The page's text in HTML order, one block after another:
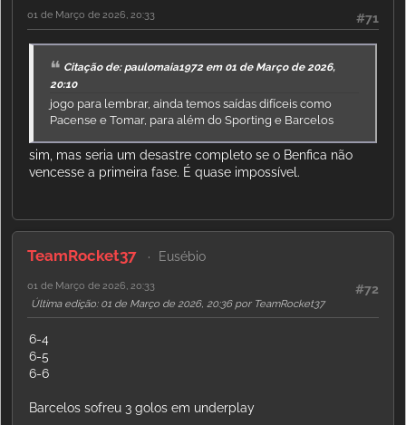
#71
01 de Março de 2026, 20:33
Citação de: paulomaia1972 em 01 de Março de 2026,
20:10
jogo para lembrar, ainda temos saídas difíceis como
Pacense e Tomar, para além do Sporting e Barcelos
sim, mas seria um desastre completo se o Benfica não
vencesse a primeira fase. É quase impossível.
TeamRocket37 Eusébio
#72
01 de Março de 2026, 20:33
Última edição: 01 de Março de 2026, 20:36 por TeamRocket37
6-4
6-5
6-6
Barcelos sofreu 3 golos em underplay